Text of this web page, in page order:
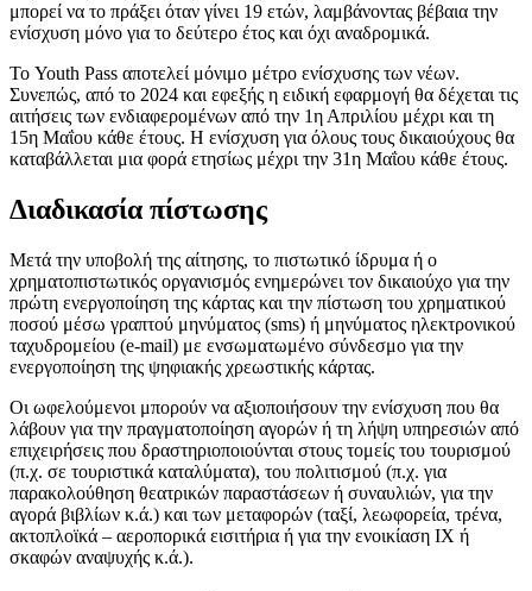
μπορεί να το πράξει όταν γίνει 19 ετών, λαμβάνοντας βέβαια την
ενίσχυση μόνο για το δεύτερο έτος και όχι αναδρομικά.
Το Youth Pass αποτελεί μόνιμο μέτρο ενίσχυσης των νέων.
Συνεπώς, από το 2024 και εφεξής η ειδική εφαρμογή θα δέχεται τις
αιτήσεις των ενδιαφερομένων από την 1η Απριλίου μέχρι και τη
15η Μαΐου κάθε έτους. Η ενίσχυση για όλους τους δικαιούχους θα
καταβάλλεται μια φορά ετησίως μέχρι την 31η Μαΐου κάθε έτους.
Διαδικασία πίστωσης
Μετά την υποβολή της αίτησης, το πιστωτικό ίδρυμα ή ο
χρηματοπιστωτικός οργανισμός ενημερώνει τον δικαιούχο για την
πρώτη ενεργοποίηση της κάρτας και την πίστωση του χρηματικού
ποσού μέσω γραπτού μηνύματος (sms) ή μηνύματος ηλεκτρονικού
ταχυδρομείου (e-mail) με ενσωματωμένο σύνδεσμο για την
ενεργοποίηση της ψηφιακής χρεωστικής κάρτας.
Οι ωφελούμενοι μπορούν να αξιοποιήσουν την ενίσχυση που θα
λάβουν για την πραγματοποίηση αγορών ή τη λήψη υπηρεσιών από
επιχειρήσεις που δραστηριοποιούνται στους τομείς του τουρισμού
(π.χ. σε τουριστικά καταλύματα), του πολιτισμού (π.χ. για
παρακολούθηση θεατρικών παραστάσεων ή συναυλιών, για την
αγορά βιβλίων κ.ά.) και των μεταφορών (ταξί, λεωφορεία, τρένα,
ακτοπλοϊκά – αεροπορικά εισιτήρια ή για την ενοικίαση ΙΧ ή
σκαφών αναψυχής κ.ά.).